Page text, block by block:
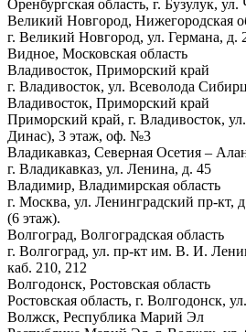
Оренбургская область, г. Бузулук,
Великий Новгород, Нижегородская
г. Великий Новгород, ул. Германа, д.
Видное, Московская область
Владивосток, Приморский край
г. Владивосток, ул. Всеволода
Владивосток, Приморский край
Приморский край, г. Владивосток,
Динас), 3 этаж, оф. №3
Владикавказ, Северная Осетия –
г. Владикавказ, ул. Ленина, д. 45
Владимир, Владимирская область
г. Москва, ул. Ленинградский пр-кт,
(6 этаж).
Волгоград, Волгоградская область
г. Волгоград, ул. пр-кт им. В. И.
каб. 210, 212
Волгодонск, Ростовская область
Ростовская область, г. Волгодонск,
Волжск, Республика Марий Эл